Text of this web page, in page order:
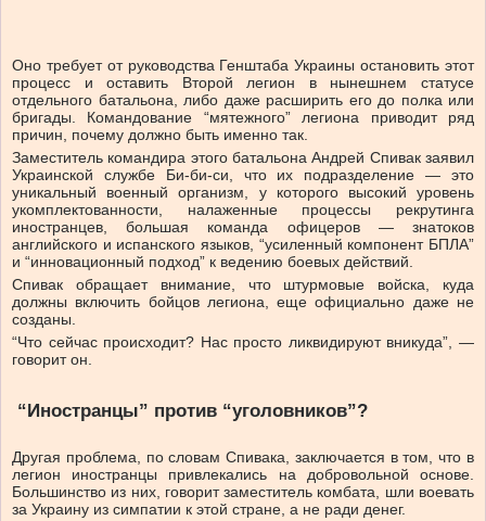
Оно требует от руководства Генштаба Украины остановить этот
процесс и оставить Второй легион в нынешнем статусе
отдельного батальона, либо даже расширить его до полка или
бригады. Командование “мятежного” легиона приводит ряд
причин, почему должно быть именно так.
Заместитель командира этого батальона Андрей Спивак заявил
Украинской службе Би-би-си, что их подразделение — это
уникальный военный организм, у которого высокий уровень
укомплектованности, налаженные процессы рекрутинга
иностранцев, большая команда офицеров — знатоков
английского и испанского языков, “усиленный компонент БПЛА”
и “инновационный подход” к ведению боевых действий.
Спивак обращает внимание, что штурмовые войска, куда
должны включить бойцов легиона, еще официально даже не
созданы.
“Что сейчас происходит? Нас просто ликвидируют вникуда”, —
говорит он.
“Иностранцы” против “уголовников”?
Другая проблема, по словам Спивака, заключается в том, что в
легион иностранцы привлекались на добровольной основе.
Большинство из них, говорит заместитель комбата, шли воевать
за Украину из симпатии к этой стране, а не ради денег.